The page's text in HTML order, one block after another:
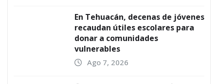
En Tehuacán, decenas de jóvenes
recaudan útiles escolares para
donar a comunidades
vulnerables
Ago 7, 2026